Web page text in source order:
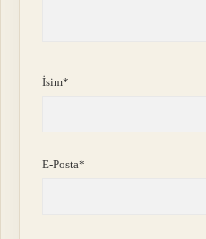
İsim*
E-Posta*